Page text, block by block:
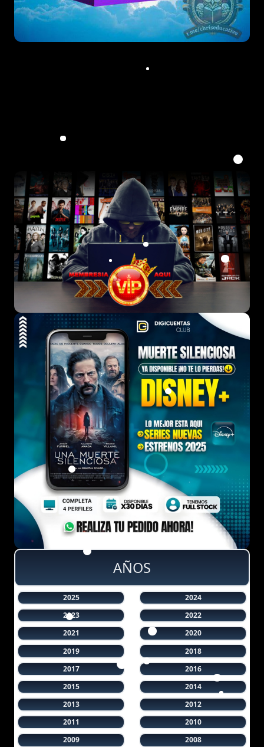
AÑOS
2025
2024
2023
2022
2021
2020
2019
2018
2017
2016
2015
2014
2013
2012
2011
2010
2009
2008